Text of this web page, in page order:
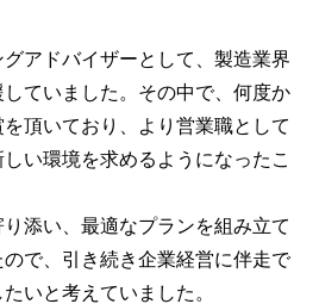
アドバイザーとして、製造業界
ていました。その中で、何度か
頂いており、より営業職として
い環境を求めるようになったこ
添い、最適なプランを組み立て
で、引き続き企業経営に伴走で
いと考えていました。